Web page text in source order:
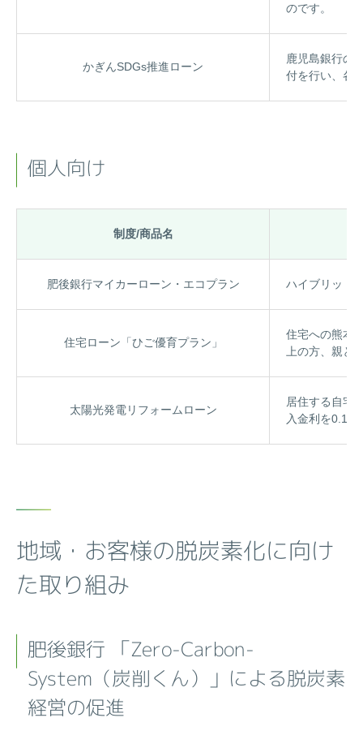
のです。
かぎんSDGs推進ローン
鹿児島銀行の
付を行い、各
個人向け
制度/商品名
肥後銀行マイカーローン・エコプラン ハイブリッド
住宅ローン「ひご優育プラン」
住宅への熊本
上の方、親と
太陽光発電リフォームローン
居住する自宅
入金利を0.1
地域・お客様の脱炭素化に向け
た取り組み
肥後銀行 「Zero-Carbon-
System（炭削くん）」による脱炭素
経営の促進